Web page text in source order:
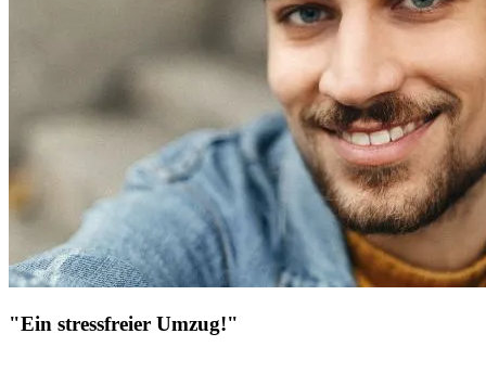
"Ein stressfreier Umzug!"